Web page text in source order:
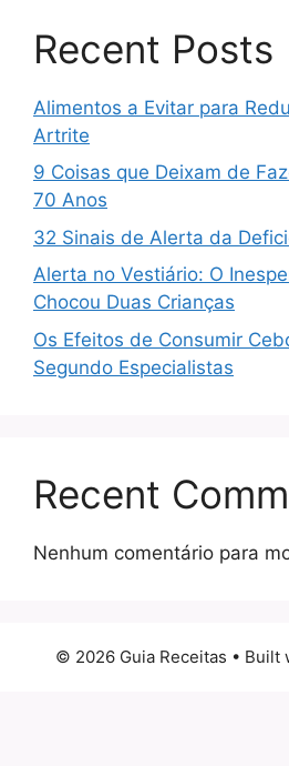
Recent Posts
Alimentos a Evitar para
Artrite
9 Coisas que Deixam de
70 Anos
32 Sinais de Alerta da
Alerta no Vestiário: O
Chocou Duas Crianças
Os Efeitos de Consumir
Segundo Especialistas
Recent
Nenhum comentário para
© 2026 Guia Receitas • Built